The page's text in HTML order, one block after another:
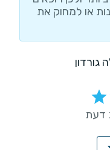
או למחוק את
גורדון